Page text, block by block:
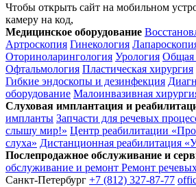
Чтобы открыть сайт на мобильном
камеру на код,
Медицинское оборудование
Артроскопия Гинекология
Оториноларингология Урология Общая
Офтальмология Пластическая хирургия
Гибкие эндоскопы и дезинфекция
оборудование Малоинвазивная
Слуховая имплантация и
импланты Запчасти для речевых
слышу мир!» Центр реабилитации
слуха» Дистанционная реабилитация
Послепродажное обслуживание и
обслуживание и ремонт Ремонт
Санкт-Петербург +7 (812) 327-87-77